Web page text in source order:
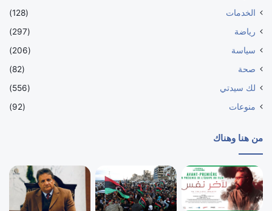
الخدمات
(128)
رياضة
(297)
سياسة
(206)
صحة
(82)
لك سيدتي
(556)
منوعات
(92)
من هنا وهناك